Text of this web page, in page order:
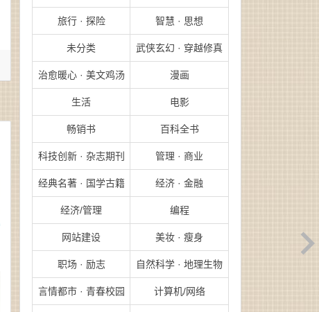
旅行 · 探险 智慧 · 思想
未分类 武侠玄幻 · 穿越修真
治愈暖心 · 美文鸡汤 漫画
生活 电影
畅销书 百科全书
科技创新 · 杂志期刊 管理 · 商业
经典名著 · 国学古籍 经济 · 金融
经济/管理 编程
网站建设 美妆 · 瘦身
职场 · 励志 自然科学 · 地理生物
言情都市 · 青春校园 计算机/网络